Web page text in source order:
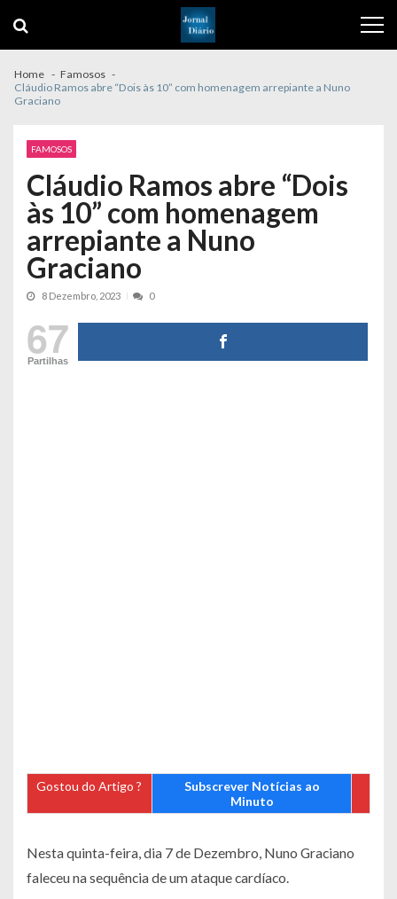
navigation
content
Home
Famosos
Cláudio Ramos abre “Dois às 10” com homenagem arrepiante a Nuno
Graciano
FAMOSOS
Cláudio Ramos abre “Dois
às 10” com homenagem
arrepiante a Nuno
Graciano
8 Dezembro, 2023 0
67
Partilhas
Gostou do Artigo ?
Subscrever Notícias ao
Minuto
Nesta quinta-feira, dia 7 de Dezembro, Nuno Graciano
faleceu na sequência de um ataque cardíaco.